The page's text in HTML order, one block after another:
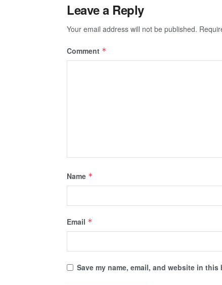
Leave a Reply
Your email address will not be published.
Comment *
Name *
Email *
Save my name, email, and website in